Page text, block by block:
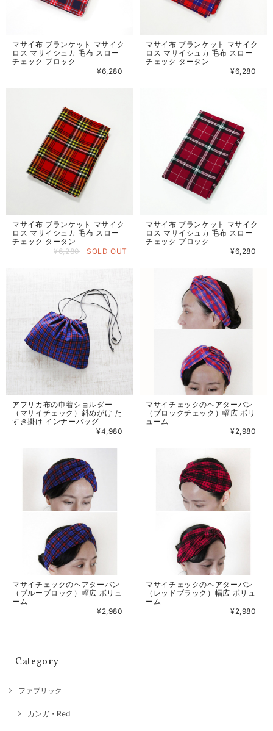
マサイ布 ブランケット マサイク
ロス マサイシュカ 毛布 スロー
チェック ブロック
¥6,280
マサイ布 ブランケット マサイク
ロス マサイシュカ 毛布 スロー
チェック タータン
¥6,280
マサイ布 ブランケット マサイク
ロス マサイシュカ 毛布 スロー
チェック タータン
¥6,280
SOLD OUT
マサイ布 ブランケット マサイク
ロス マサイシュカ 毛布 スロー
チェック ブロック
¥6,280
アフリカ布の巾着ショルダー
（マサイチェック）斜めがけ た
すき掛け インナーバッグ
¥4,980
マサイチェックのヘアターバン
（ブロックチェック）幅広 ボリ
ューム
¥2,980
マサイチェックのヘアターバン
（ブルーブロック）幅広 ボリュ
ーム
¥2,980
マサイチェックのヘアターバン
（レッドブラック）幅広 ボリュ
ーム
¥2,980
Category
ファブリック
カンガ・Red